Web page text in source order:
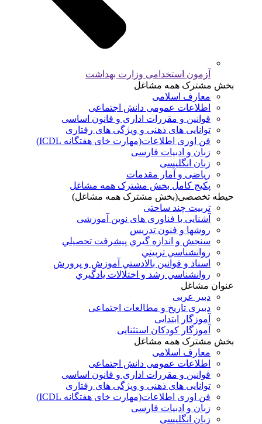
آزمون استخدامی وزارت بهداشت
بخش مشترک همه مشاغل
معارف اسلامی
اطلاعات عمومی دانش اجتماعی
قوانین و مقررات اداری و قانون اساسی
توانایی های ذهنی و ویژگی های رفتاری
فن اوری اطلاعات(مهارت خای هفتگانه ICDL)
زبان و ادبیات فارسی
زبان انگلیسی
ریاضی و آمار مقدمات
پکیج کامل بخش مشترک همه مشاغل
حیطه تخصصی(بخش مشترک همه مشاغل)
تربیت چند ساحتی
آشنایی با فناوری های نوین آموزشی
روشها و فنون تدريس
سنجش و اندازه گيري پيشرفت تحصيلي
روانشناسي تربيتي
اسناد و قوانين بالادستي آموزش و پرورش
روانشناسي رشد و اختلالات يادگيري
عنوان مشاغل
دبير عربی
دبیری تاریخ و مطالعات اجتماعی
آموزگار ابتدایی
آموزگار کودکان استثنایی
بخش مشترک همه مشاغل
معارف اسلامی
اطلاعات عمومی دانش اجتماعی
قوانین و مقررات اداری و قانون اساسی
توانایی های ذهنی و ویژگی های رفتاری
فن اوری اطلاعات(مهارت خای هفتگانه ICDL)
زبان و ادبیات فارسی
زبان انگلیسی